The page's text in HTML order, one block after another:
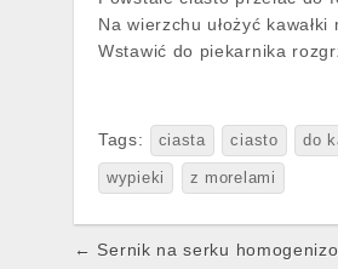
Na wierzchu ułożyć kawałki
Wstawić do piekarnika
Tags: ciasta ciasto do
wypieki z morelami
Post
← Sernik na serku